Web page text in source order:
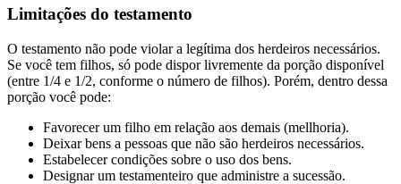
Limitações do testamento
O testamento não pode violar a legítima dos herdeiros necessários.
Se você tem filhos, só pode dispor livremente da porção disponível
(entre 1/4 e 1/2, conforme o número de filhos). Porém, dentro dessa
porção você pode:
Favorecer um filho em relação aos demais (mellhoria).
Deixar bens a pessoas que não são herdeiros necessários.
Estabelecer condições sobre o uso dos bens.
Designar um testamenteiro que administre a sucessão.